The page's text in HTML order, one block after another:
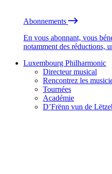
Abonnements
En vous abonnant, vous
notamment des réductions,
Luxembourg Philharmonic
Directeur musical
Rencontrez les
Tournées
Académie
D’Frënn vun de